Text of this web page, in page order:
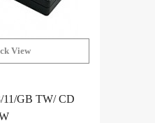
View
GB TW/ CD